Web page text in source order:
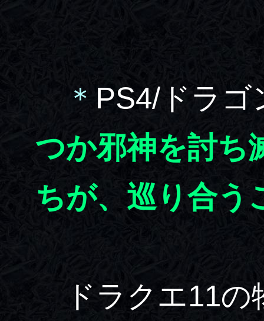
＊ PS4/ドラゴ
つか邪神を討ち
ちが、巡り合
ドラクエ11の